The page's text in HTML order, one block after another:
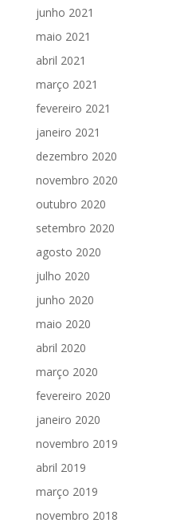
junho 2021
maio 2021
abril 2021
março 2021
fevereiro 2021
janeiro 2021
dezembro 2020
novembro 2020
outubro 2020
setembro 2020
agosto 2020
julho 2020
junho 2020
maio 2020
abril 2020
março 2020
fevereiro 2020
janeiro 2020
novembro 2019
abril 2019
março 2019
novembro 2018